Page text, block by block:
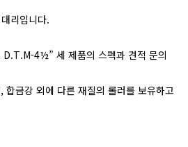
리입니다.
4½” 세 제품의 스펙과 견적 문의
금강 외에 다른 재질의 롤러를 보유하고